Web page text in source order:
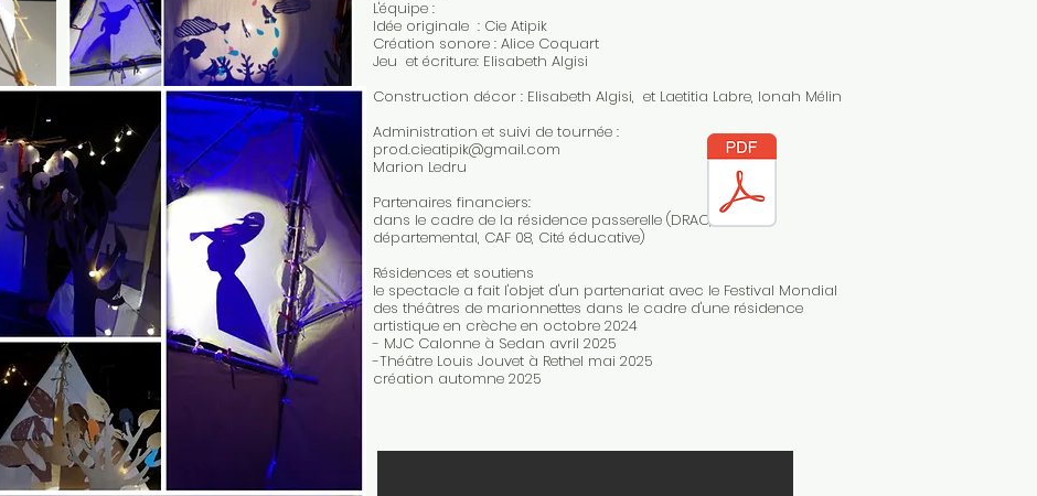
L'équipe :
Idée originale : Cie Atipik
Création sonore : Alice Coquart
Jeu et écriture: Elisabeth Algisi
Construction décor : Elisabeth Algisi, et Laetitia Labre, Ionah Mélin
Administration et suivi de tournée :
prod.cieatipik@gmail.com
Marion Ledru
Partenaires financiers:
dans le cadre de la résidence passerelle (DRAC, Conseil
départemental, CAF 08, Cité éducative)
​Résidences et soutiens
le spectacle a fait l'objet d'un partenariat avec le Festival Mondial
des théâtres de marionnettes dans le cadre d'une résidence
artistique en crèche en octobre 2024
- MJC Calonne à Sedan avril 2025
-Théâtre Louis Jouvet à Rethel mai 2025
création automne 2025